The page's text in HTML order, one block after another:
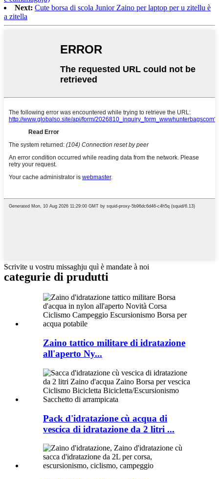
Next: Cute borsa di scola Junior Zaino per laptop per u zitellu è
a zitella
Scrivite u vostru missaghju quì è mandate à noi
categurie di prudutti
Zaino tattico militare di idratazione
all'aperto Ny...
Pack d'idratazione cù acqua di
vescica di idratazione da 2 litri ...